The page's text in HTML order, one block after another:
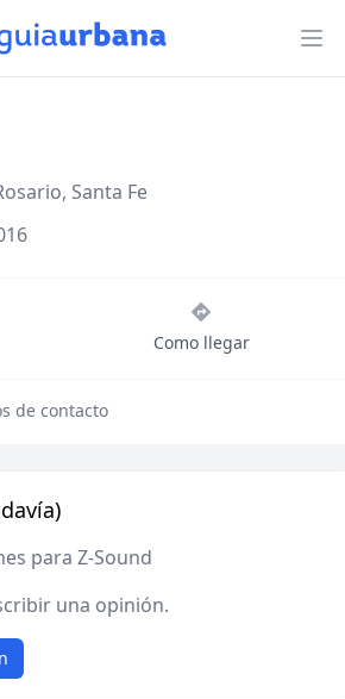
Santa Fe
Como llegar
de contacto
para Z-Sound
una opinión.